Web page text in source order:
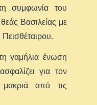
συμφωνία του
Βασιλείας με
γαμήλια ένωση
για τον
από τις